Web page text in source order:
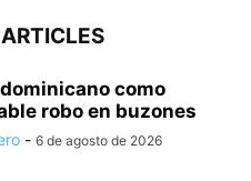
como
robo en buzones
- 6 de agosto de 2026